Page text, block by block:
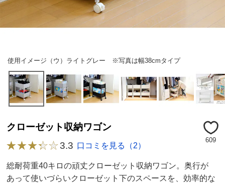
使用イメージ（ウ）ライトグレー ※写真は幅38cmタイプ
クローゼット収納ワゴン
609
3.3 口コミを見る（2）
総耐荷重40キロの頑丈クローゼット収納ワゴン。奥行が
あって使いづらいクローゼット下のスペースを、効率的な